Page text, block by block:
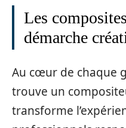
Les
démarche
Au cœur de chaque
trouve un
transforme